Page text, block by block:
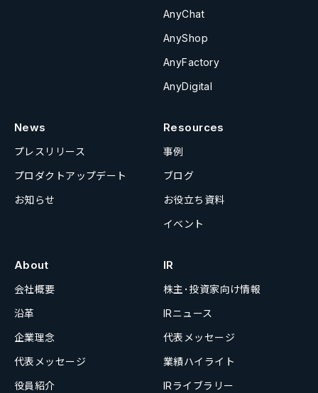
AnyChat
AnyShop
AnyFactory
AnyDigital
News
プレスリリース
プロダクトアップデート
お知らせ
Resources
事例
ブログ
お役立ち資料
イベント
About
会社概要
沿革
企業理念
代表メッセージ
役員紹介
IR
株主･投資家向け情報
IRニュース
代表メッセージ
業績ハイライト
IRライブラリー